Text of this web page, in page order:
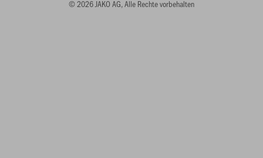
© 2026 JAKO AG, Alle Rechte vorbehalten